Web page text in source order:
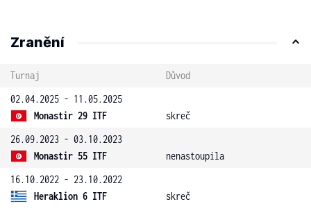
Zranění
Turnaj
Důvod
02.04.2025 - 11.05.2025
Monastir 29 ITF
skreč
26.09.2023 - 03.10.2023
Monastir 55 ITF
nenastoupila
16.10.2022 - 23.10.2022
Heraklion 6 ITF
skreč